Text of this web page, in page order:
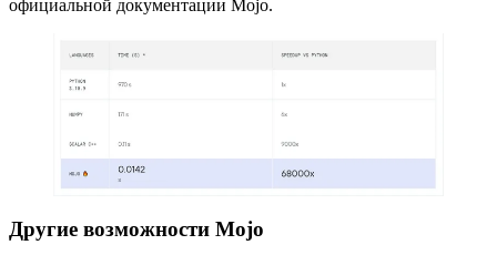
официальной документации Mojo.
Другие возможности Mojo